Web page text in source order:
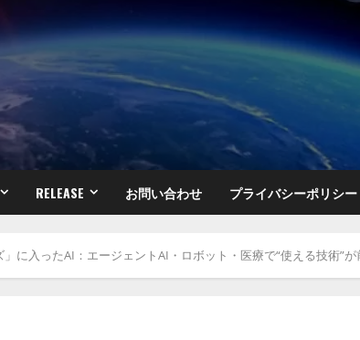
RELEASE お問い合わせ プライバシーポリシー
に入ったAI：エージェントAI・ロボット・医療で“使える技術”が